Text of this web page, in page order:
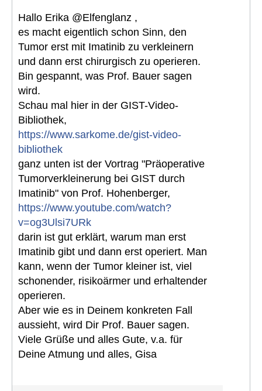
Hallo Erika @Elfenglanz ,
es macht eigentlich schon Sinn, den
Tumor erst mit Imatinib zu verkleinern
und dann erst chirurgisch zu operieren.
Bin gespannt, was Prof. Bauer sagen
wird.
Schau mal hier in der GIST-Video-
Bibliothek,
https://www.sarkome.de/gist-video-
bibliothek
ganz unten ist der Vortrag "Präoperative
Tumorverkleinerung bei GIST durch
Imatinib" von Prof. Hohenberger,
https://www.youtube.com/watch?
v=og3Ulsi7URk
darin ist gut erklärt, warum man erst
Imatinib gibt und dann erst operiert. Man
kann, wenn der Tumor kleiner ist, viel
schonender, risikoärmer und erhaltender
operieren.
Aber wie es in Deinem konkreten Fall
aussieht, wird Dir Prof. Bauer sagen.
Viele Grüße und alles Gute, v.a. für
Deine Atmung und alles, Gisa